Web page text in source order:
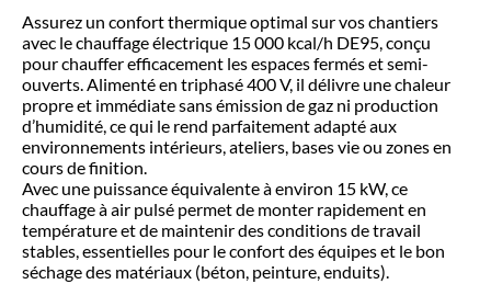
Assurez un confort thermique optimal sur vos chantiers
avec le chauffage électrique 15 000 kcal/h DE95, conçu
pour chauffer efficacement les espaces fermés et semi-
ouverts. Alimenté en triphasé 400 V, il délivre une chaleur
propre et immédiate sans émission de gaz ni production
d’humidité, ce qui le rend parfaitement adapté aux
environnements intérieurs, ateliers, bases vie ou zones en
cours de finition.
Avec une puissance équivalente à environ 15 kW, ce
chauffage à air pulsé permet de monter rapidement en
température et de maintenir des conditions de travail
stables, essentielles pour le confort des équipes et le bon
séchage des matériaux (béton, peinture, enduits).